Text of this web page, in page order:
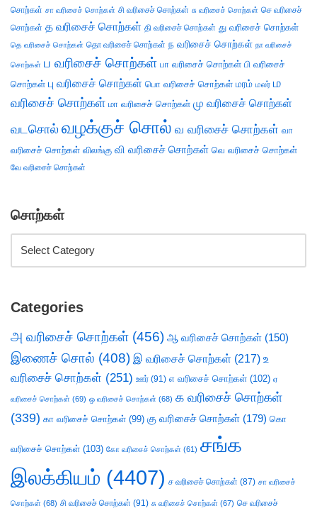
சொற்கள் சா வரிசைச் சொற்கள் சி வரிசைச் சொற்கள் சு வரிசைச் சொற்கள் செ வரிசைச்
சொற்கள் த வரிசைச் சொற்கள் தி வரிசைச் சொற்கள் து வரிசைச் சொற்கள்
தெ வரிசைச் சொற்கள் தொ வரிசைச் சொற்கள் ந வரிசைச் சொற்கள் நா வரிசைச்
சொற்கள் ப வரிசைச் சொற்கள் பா வரிசைச் சொற்கள் பி வரிசைச்
சொற்கள் பு வரிசைச் சொற்கள் பொ வரிசைச் சொற்கள் மரம் மலர் ம
வரிசைச் சொற்கள் மா வரிசைச் சொற்கள் மு வரிசைச் சொற்கள்
வடசொல் வழக்குச் சொல் வ வரிசைச் சொற்கள் வா
வரிசைச் சொற்கள் விலங்கு வி வரிசைச் சொற்கள் வெ வரிசைச் சொற்கள்
வே வரிசைச் சொற்கள்
சொற்கள்
Categories
அ வரிசைச் சொற்கள் (456) ஆ வரிசைச் சொற்கள் (150)
இணைச் சொல் (408) இ வரிசைச் சொற்கள் (217) உ
வரிசைச் சொற்கள் (251) ஊர் (91) எ வரிசைச் சொற்கள் (102) ஏ
வரிசைச் சொற்கள் (69) ஒ வரிசைச் சொற்கள் (68) க வரிசைச் சொற்கள்
(339) கா வரிசைச் சொற்கள் (99) கு வரிசைச் சொற்கள் (179) கொ
வரிசைச் சொற்கள் (103) கோ வரிசைச் சொற்கள் (61) சங்க
இலக்கியம் (4407) ச வரிசைச் சொற்கள் (87) சா வரிசைச்
சொற்கள் (68) சி வரிசைச் சொற்கள் (91) சு வரிசைச் சொற்கள் (67) செ வரிசைச்